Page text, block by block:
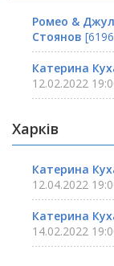
Ромео &
Стоянов
Катерина
12.02.2022
Харків
Катерина
12.04.2022
Катерина
14.02.2022